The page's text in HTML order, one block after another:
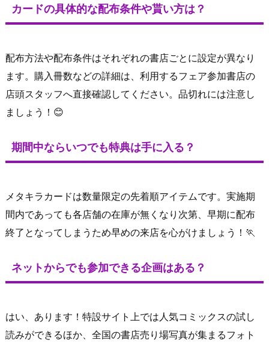
カードの具体的な配布条件や貰い方は？
配布方法や配布条件はそれぞれの書店ごとに設定が異なり
ます。購入冊数などの詳細は、利用するフェア参加書店の
店頭スタッフへ直接確認してください。品切れには注意し
ましょう！😊
期間中ならいつでも特典は手に入る？
メタキラカードは数量限定の先着順アイテムです。実施期
間内であっても各店舗の在庫が無くなり次第、早期に配布
終了となってしまうため早めの来店を心がけましょう！🏃
ネットからでも参加できる企画はある？
はい、あります！特設サイト上では人気コミックスの試し
読みができるほか、全国の書店売り場写真が集まるフォト